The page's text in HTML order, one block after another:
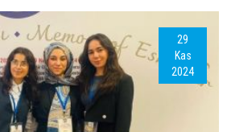
29
Kas
2024